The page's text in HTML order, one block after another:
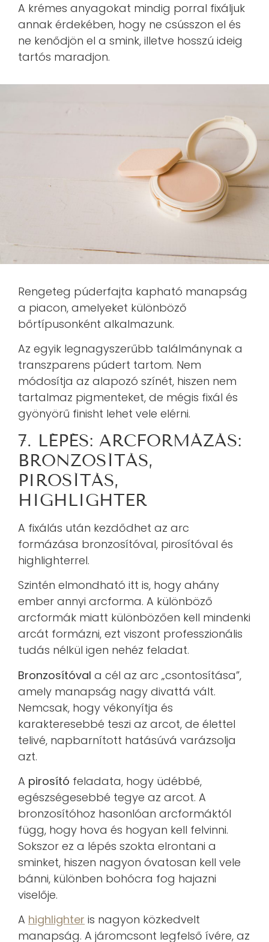
A krémes anyagokat mindig porral fixáljuk
annak érdekében, hogy ne csússzon el és
ne kenődjön el a smink, illetve hosszú ideig
tartós maradjon.
Rengeteg púderfajta kapható manapság
a piacon, amelyeket különböző
bőrtípusonként alkalmazunk.
Az egyik legnagyszerűbb találmánynak a
transzparens púdert tartom. Nem
módosítja az alapozó színét, hiszen nem
tartalmaz pigmenteket, de mégis fixál és
gyönyörű finisht lehet vele elérni.
7. LÉPÉS: ARCFORMÁZÁS:
BRONZOSÍTÁS,
PIROSÍTÁS,
HIGHLIGHTER
A fixálás után kezdődhet az arc
formázása bronzosítóval, pirosítóval és
highlighterrel.
Szintén elmondható itt is, hogy ahány
ember annyi arcforma. A különböző
arcformák miatt különbözően kell mindenki
arcát formázni, ezt viszont professzionális
tudás nélkül igen nehéz feladat.
Bronzosítóval a cél az arc „csontosítása”,
amely manapság nagy divattá vált.
Nemcsak, hogy vékonyítja és
karakteresebbé teszi az arcot, de élettel
telivé, napbarnított hatásúvá varázsolja
azt.
A pirosító feladata, hogy üdébbé,
egészségesebbé tegye az arcot. A
bronzosítóhoz hasonlóan arcformáktól
függ, hogy hova és hogyan kell felvinni.
Sokszor ez a lépés szokta elrontani a
sminket, hiszen nagyon óvatosan kell vele
bánni, különben bohócra fog hajazni
viselője.
A highlighter is nagyon közkedvelt
manapság. A járomcsont legfelső ívére, az